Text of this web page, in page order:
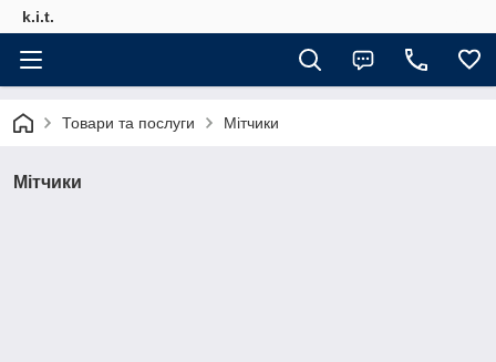
k.i.t.
Товари та послуги Мітчики
Мітчики